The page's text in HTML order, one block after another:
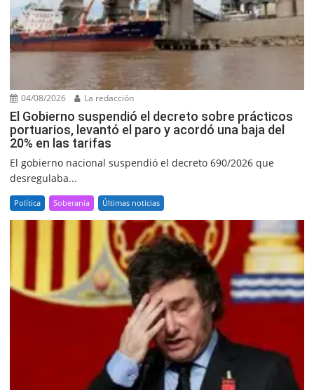
04/08/2026 La redacción
El Gobierno suspendió el decreto sobre prácticos
portuarios, levantó el paro y acordó una baja del
20% en las tarifas
El gobierno nacional suspendió el decreto 690/2026 que
desregulaba...
Política Soberanía Últimas noticias